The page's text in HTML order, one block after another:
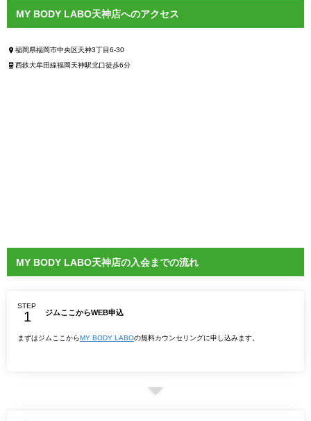
MY BODY LABO天神店へのアクセス
福岡県福岡市中央区天神3丁目6-30
西鉄大牟田線福岡天神駅北口徒歩6分
MY BODY LABO天神店の入会までの流れ
STEP
ジムここからWEB申込
まずはジムここからMY BODY LABOの無料カウンセリングに申し込みます。